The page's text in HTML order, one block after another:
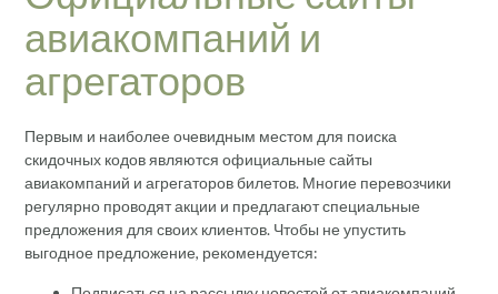
авиакомпаний и
агрегаторов
Первым и наиболее очевидным местом для поиска
скидочных кодов являются официальные сайты
авиакомпаний и агрегаторов билетов. Многие перевозчики
регулярно проводят акции и предлагают специальные
предложения для своих клиентов. Чтобы не упустить
выгодное предложение, рекомендуется: